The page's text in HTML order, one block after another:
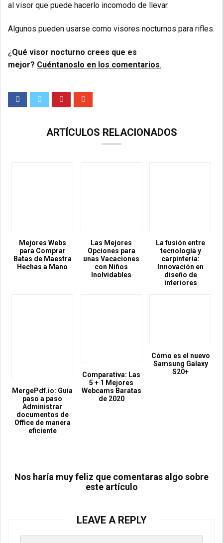
al visor que puede hacerlo incomodo de llevar.
Algunos pueden usarse como visores nocturnos para rifles.
¿ Qué visor nocturno crees que es
mejor? Cuéntanoslo en los comentarios.
ARTÍCULOS RELACIONADOS
Mejores Webs
para Comprar
Batas de Maestra
Hechas a Mano
Las Mejores
Opciones para
unas Vacaciones
con Niños
Inolvidables
La fusión entre
tecnología y
carpintería:
Innovación en
diseño de
interiores
MergePdf.io: Guía
paso a paso
Administrar
documentos de
Office de manera
eficiente
Comparativa: Las
5 + 1 Mejores
Webcams Baratas
de 2020
Cómo es el nuevo
Samsung Galaxy
S20+
Nos haría muy feliz que comentaras algo sobre
este artículo
LEAVE A REPLY